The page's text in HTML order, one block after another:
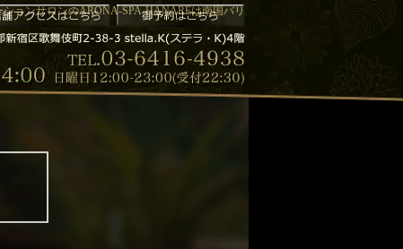
ョンサロンのARONA-SPA-HANAREは南国バリ